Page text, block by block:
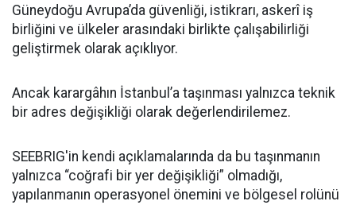
Güneydoğu Avrupa’da güvenliği, istikrarı, askerî iş
birliğini ve ülkeler arasındaki birlikte çalışabilirliği
geliştirmek olarak açıklıyor.
Ancak karargâhın İstanbul’a taşınması yalnızca teknik
bir adres değişikliği olarak değerlendirilemez.
SEEBRIG'in kendi açıklamalarında da bu taşınmanın
yalnızca “coğrafi bir yer değişikliği” olmadığı,
yapılanmanın operasyonel önemini ve bölgesel rolünü